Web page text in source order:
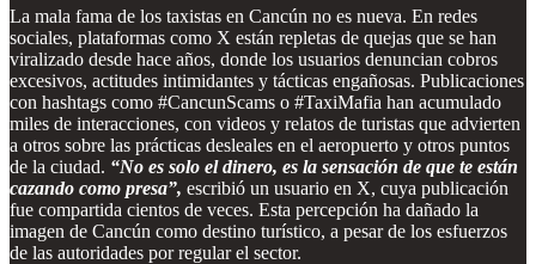
La mala fama de los taxistas en Cancún no es nueva. En redes
sociales, plataformas como X están repletas de quejas que se han
viralizado desde hace años, donde los usuarios denuncian cobros
excesivos, actitudes intimidantes y tácticas engañosas. Publicaciones
con hashtags como #CancunScams o #TaxiMafia han acumulado
miles de interacciones, con videos y relatos de turistas que advierten
a otros sobre las prácticas desleales en el aeropuerto y otros puntos
de la ciudad. “No es solo el dinero, es la sensación de que te están
cazando como presa”, escribió un usuario en X, cuya publicación
fue compartida cientos de veces. Esta percepción ha dañado la
imagen de Cancún como destino turístico, a pesar de los esfuerzos
de las autoridades por regular el sector.